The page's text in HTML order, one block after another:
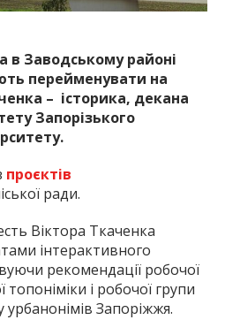
в Заводському районі
перейменувати на
– історика, декана
Запорізького
проєктів
ради.
Віктора Ткаченка
інтерактивного
рекомендації робочої
топоніміки і робочої групи
Запоріжжя.